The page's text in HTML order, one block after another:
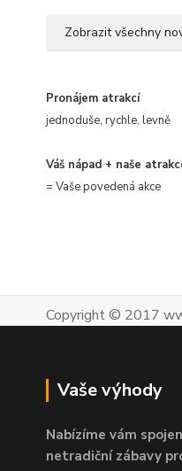
Zobrazit všechny
Pronájem atrakcí
jednoduše, rychle, levně
Váš nápad + naše
= Vaše povedená akce
Copyright © 2017
Vaše výhody
Nabízíme vám
netradiční zábavy